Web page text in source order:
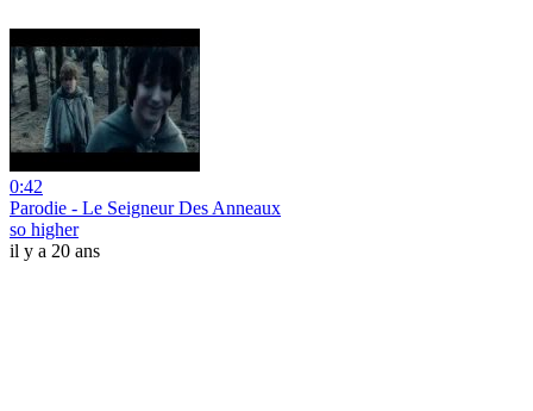
0:42
Parodie - Le Seigneur Des Anneaux
so higher
il y a 20 ans